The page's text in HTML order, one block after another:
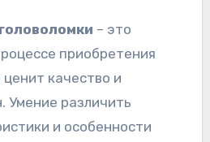
– это
приобретения
ценит качество и
Умение различить
и особенности